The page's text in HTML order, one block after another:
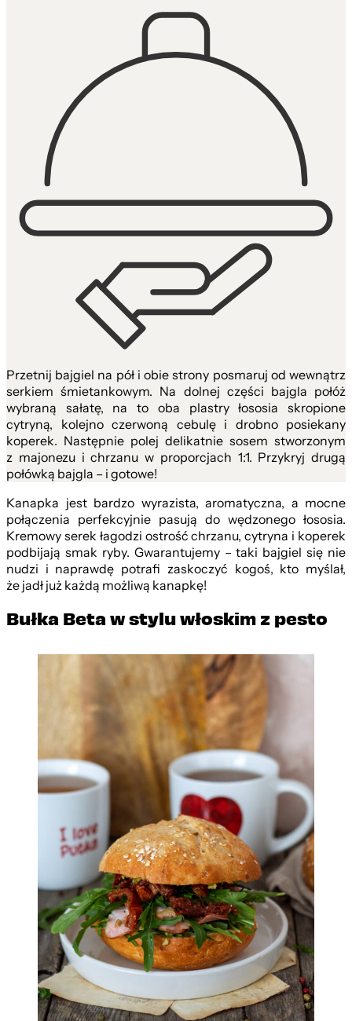
Przetnij bajgiel na pół i obie strony posmaruj od wewnątrz
serkiem śmietankowym. Na dolnej części bajgla połóż
wybraną sałatę, na to oba plastry łososia skropione
cytryną, kolejno czerwoną cebulę i drobno posiekany
koperek. Następnie polej delikatnie sosem stworzonym
z majonezu i chrzanu w proporcjach 1:1. Przykryj drugą
połówką bajgla – i gotowe!
Kanapka jest bardzo wyrazista, aromatyczna, a mocne
połączenia perfekcyjnie pasują do wędzonego łososia.
Kremowy serek łagodzi ostrość chrzanu, cytryna i koperek
podbijają smak ryby. Gwarantujemy – taki bajgiel się nie
nudzi i naprawdę potrafi zaskoczyć kogoś, kto myślał,
że jadł już każdą możliwą kanapkę!
Bułka Beta w stylu włoskim z pesto